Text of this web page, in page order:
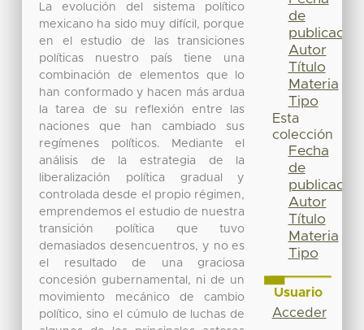
La evolución del sistema político
mexicano ha sido muy difícil, porque
en el estudio de las transiciones
políticas nuestro país tiene una
combinación de elementos que lo
han conformado y hacen más ardua
la tarea de su reflexión entre las
naciones que han cambiado sus
regímenes políticos. Mediante el
análisis de la estrategia de la
liberalización política gradual y
controlada desde el propio régimen,
emprendemos el estudio de nuestra
transición política que tuvo
demasiados desencuentros, y no es
el resultado de una graciosa
concesión gubernamental, ni de un
movimiento mecánico de cambio
político, sino el cúmulo de luchas de
de
publicación
Autor
Título
Materia
Tipo
Esta
colección
Fecha
de
publicación
Autor
Título
Materia
Tipo
Usuario
Acceder